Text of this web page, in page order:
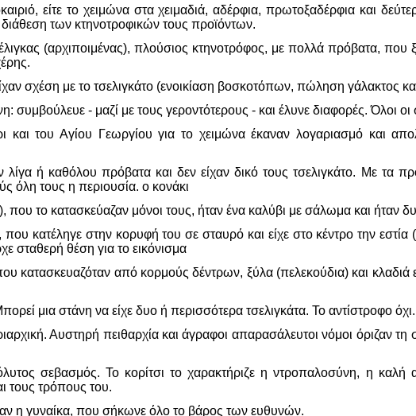
είτε το χειμώνα στα χειμαδιά, αδέρφια, πρωτοξαδέρφια και
των κτηνοτροφικών τους προϊόντων.
(αρχιποιμένας), πλούσιος κτηνοτρόφος, με πολλά πρόβατα, που
σχέση με το τσελιγκάτο (ενοικίαση βοσκοτόπων, πώληση γάλακτος
συμβούλευε - μαζί με τους γεροντότερους - και έλυνε διαφορές. Όλοι οι
και του Αγίου Γεωργίου για το χειμώνα έκαναν λογαριασμό και
λίγα ή καθόλου πρόβατα και δεν είχαν δικό τους τσελιγκάτο. Με τα
όλη τους η περιουσία. ο κονάκι
που το κατασκεύαζαν μόνοι τους, ήταν ένα καλύβι με σάλωμα και ήταν
κατέληγε στην κορυφή του σε σταυρό και είχε στο κέντρο την
σταθερή θέση για το εικόνισμα
κατασκευαζόταν από κορμούς δέντρων, ξύλα (πελεκούδια) και
μια στάνη να είχε δυο ή περισσότερα τσελιγκάτα. Το αντίστροφο
Αυστηρή πειθαρχία και άγραφοι απαρασάλευτοι νόμοι όριζαν
σεβασμός. Το κορίτσι το χαρακτήριζε η ντροπαλοσύνη, η
τους τρόπους του.
η γυναίκα, που σήκωνε όλο το βάρος των ευθυνών.